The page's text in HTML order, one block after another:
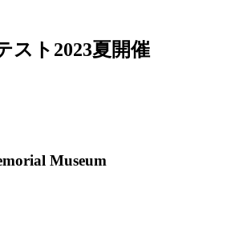
スト2023夏開催
Museum